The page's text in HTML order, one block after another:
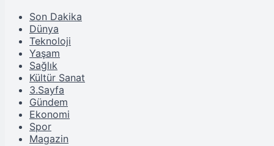
Son Dakika
Dünya
Teknoloji
Yaşam
Sağlık
Kültür Sanat
3.Sayfa
Gündem
Ekonomi
Spor
Magazin